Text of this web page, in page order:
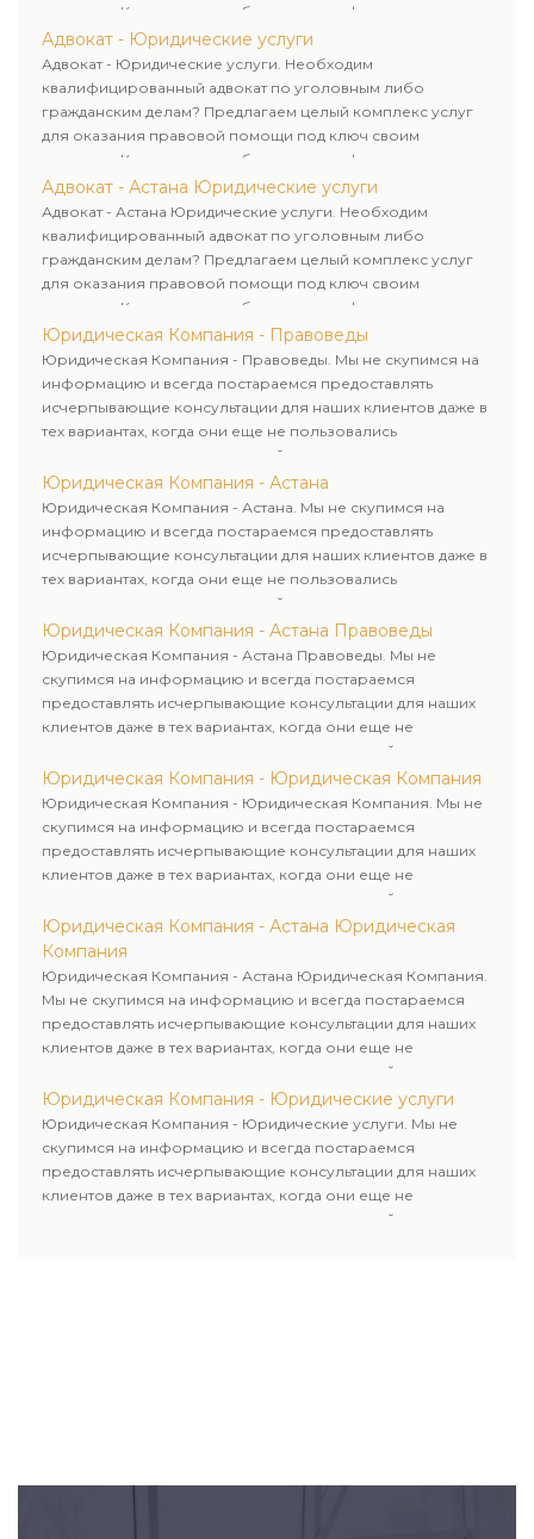
клиентам. Комплексное обслуживание физических и
юридических лиц. Индивидуальный подход к каждому
клиенту.
Адвокат - Юридические услуги
Адвокат - Юридические услуги. Необходим
квалифицированный адвокат по уголовным либо
гражданским делам? Предлагаем целый комплекс услуг
для оказания правовой помощи под ключ своим
клиентам. Комплексное обслуживание физических и
юридических лиц. Индивидуальный подход к каждому
клиенту.
Адвокат - Астана Юридические услуги
Адвокат - Астана Юридические услуги. Необходим
квалифицированный адвокат по уголовным либо
гражданским делам? Предлагаем целый комплекс услуг
для оказания правовой помощи под ключ своим
клиентам. Комплексное обслуживание физических и
юридических лиц. Индивидуальный подход к каждому
клиенту.
Юридическая Компания - Правоведы
Юридическая Компания - Правоведы. Мы не скупимся на
информацию и всегда постараемся предоставлять
исчерпывающие консультации для наших клиентов даже в
тех вариантах, когда они еще не пользовались
юридическими услугами нашей компании.
Юридическая Компания - Астана
Юридическая Компания - Астана. Мы не скупимся на
информацию и всегда постараемся предоставлять
исчерпывающие консультации для наших клиентов даже в
тех вариантах, когда они еще не пользовались
юридическими услугами нашей компании.
Юридическая Компания - Астана Правоведы
Юридическая Компания - Астана Правоведы. Мы не
скупимся на информацию и всегда постараемся
предоставлять исчерпывающие консультации для наших
клиентов даже в тех вариантах, когда они еще не
пользовались юридическими услугами нашей компании.
Юридическая Компания - Юридическая Компания
Юридическая Компания - Юридическая Компания. Мы не
скупимся на информацию и всегда постараемся
предоставлять исчерпывающие консультации для наших
клиентов даже в тех вариантах, когда они еще не
пользовались юридическими услугами нашей компании.
Юридическая Компания - Астана Юридическая
Компания
Юридическая Компания - Астана Юридическая Компания.
Мы не скупимся на информацию и всегда постараемся
предоставлять исчерпывающие консультации для наших
клиентов даже в тех вариантах, когда они еще не
пользовались юридическими услугами нашей компании.
Юридическая Компания - Юридические услуги
Юридическая Компания - Юридические услуги. Мы не
скупимся на информацию и всегда постараемся
предоставлять исчерпывающие консультации для наших
клиентов даже в тех вариантах, когда они еще не
пользовались юридическими услугами нашей компании.